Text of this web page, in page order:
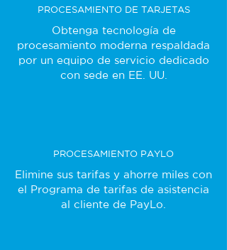
PROCESAMIENTO DE TARJETAS
Obtenga tecnología de
procesamiento moderna respaldada
por un equipo de servicio dedicado
con sede en EE. UU.
PROCESAMIENTO PAYLO
Elimine sus tarifas y ahorre miles con
el Programa de tarifas de asistencia
al cliente de PayLo.